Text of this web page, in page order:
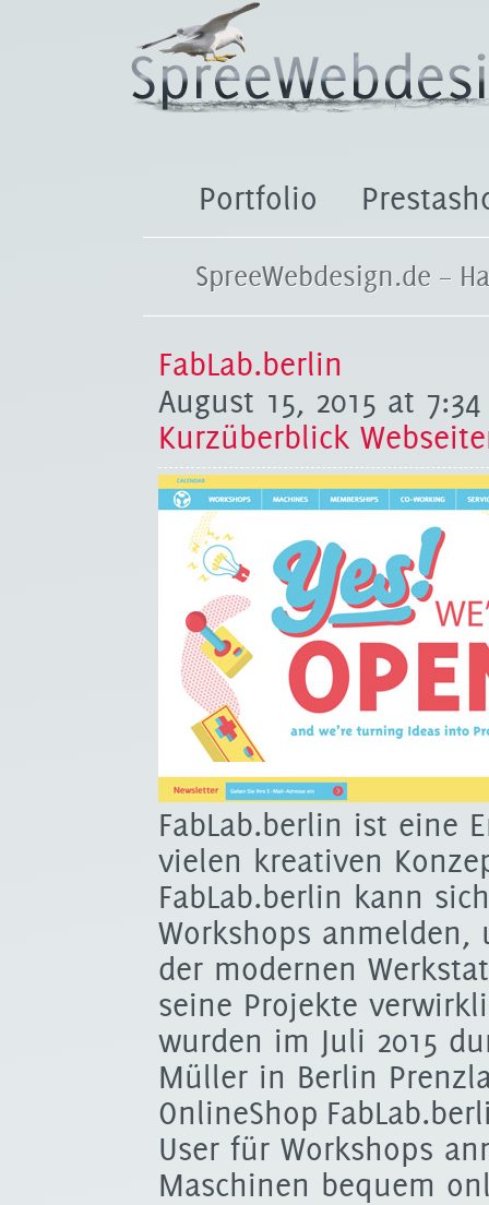
Portfolio
SpreeWebdesign.de –
FabLab.berlin
August 15, 2015 at
Kurzüberblick
FabLab.berlin ist eine
vielen kreativen
FabLab.berlin kann
Workshops
der modernen
seine Projekte
wurden im Juli 2015
Müller in Berlin
OnlineShop
User für Workshops
Maschinen bequem